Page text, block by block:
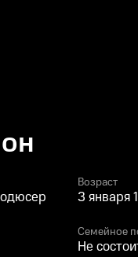
Возраст
3 января
Семейное
Не